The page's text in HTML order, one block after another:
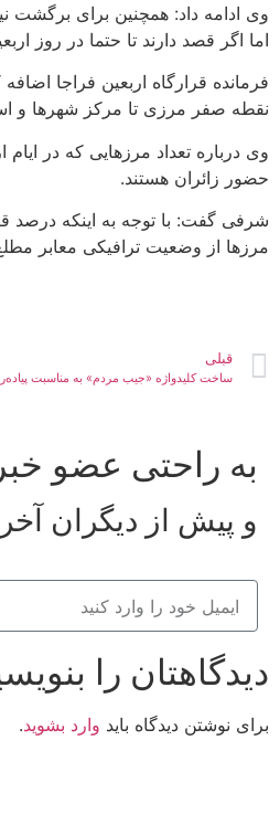
وی ادامه داد: همچنین برای برگشت
اما اگر قصد دارند تا حتما در روز
فرمانده قرارگاه اربعین فراجا
نقطه صفر مرزی تا مرکز شهرها و
وی درباره تعداد مرزهایی که در
حضور زائران هستند.
شرفی گفت: با توجه به اینکه درصد
مرزها از وضعیت ترافیکی معابر
قبلی
به راحتی عضو
و پیش از دیگران
دیدگاهتان را
برای نوشتن دیدگاه باید وارد بشوید.